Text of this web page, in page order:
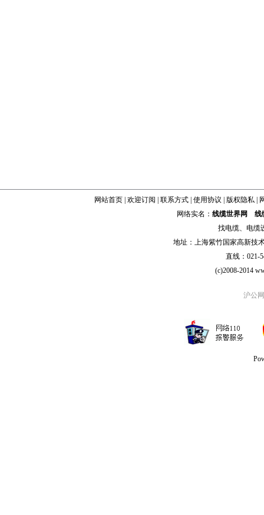
网站首页| 欢迎订阅 联系方式| 使用协议 版权隐私|
网络实名： 线缆世界网
线
找电缆、 电缆
地址：上海紫竹国家高新技
直线：021-
(c)2008-2014
沪公